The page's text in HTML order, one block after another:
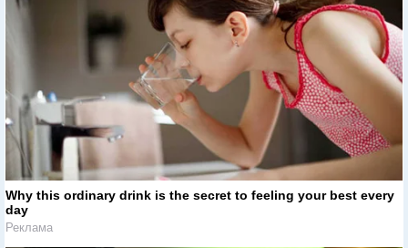
Why this ordinary drink is the secret to feeling your best every
day
Реклама